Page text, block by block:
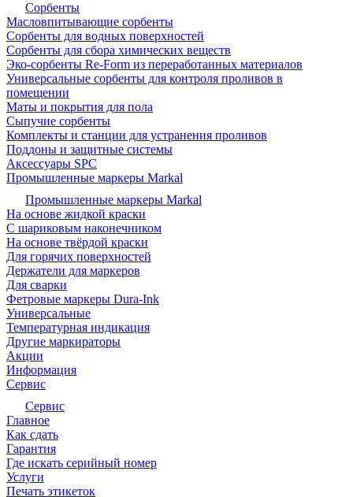
Сорбенты
Масловпитывающие сорбенты
Сорбенты для водных поверхностей
Сорбенты для сбора химических веществ
Эко-сорбенты Re-Form из переработанных материалов
Универсальные сорбенты для контроля проливов в
помещении
Маты и покрытия для пола
Сыпучие сорбенты
Комплекты и станции для устранения проливов
Поддоны и защитные системы
Аксессуары SPC
Промышленные маркеры Markal
Промышленные маркеры Markal
На основе жидкой краски
С шариковым наконечником
На основе твёрдой краски
Для горячих поверхностей
Держатели для маркеров
Для сварки
Фетровые маркеры Dura-Ink
Универсальные
Температурная индикация
Другие маркираторы
Акции
Информация
Сервис
Сервис
Главное
Как сдать
Гарантия
Где искать серийный номер
Услуги
Печать этикеток